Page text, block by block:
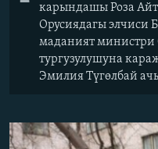
карындашы Роза
Орусиядагы элчиси
маданият министри
тургузулушуна
Эмилия Түгөлбай